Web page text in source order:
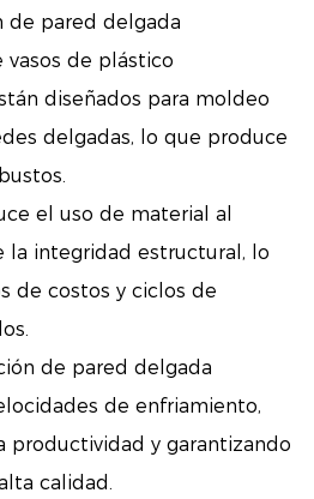
de pared delgada
de plástico
diseñados para moldeo
delgadas, lo que produce
el uso de material al
la integridad estructural, lo
de costos y ciclos de
de pared delgada
de enfriamiento,
productividad y garantizando
calidad.